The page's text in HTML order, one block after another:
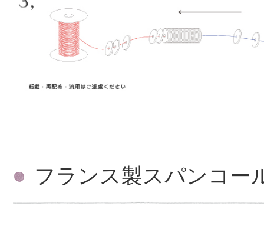
フランス製スパンコー